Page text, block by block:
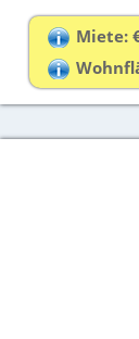
Miete: